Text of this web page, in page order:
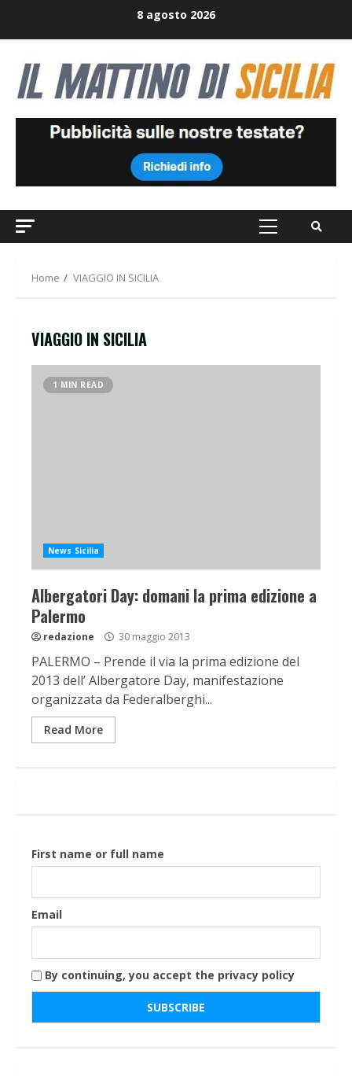
8 agosto 2026
Primary
Home VIAGGIO IN SICILIA
VIAGGIO IN SICILIA
1 MIN READ
News Sicilia
Albergatori Day: domani la prima edizione a
Palermo
redazione 30 maggio 2013
PALERMO – Prende il via la prima edizione del
2013 dell’ Albergatore Day, manifestazione
organizzata da Federalberghi...
Read More
First name or full name
Email
By continuing, you accept the privacy policy